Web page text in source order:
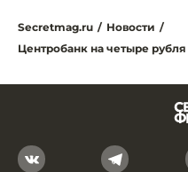
Secretmag.ru / Новости /
Центробанк на четыре